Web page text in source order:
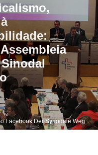
Facebook Der Synodale Weg